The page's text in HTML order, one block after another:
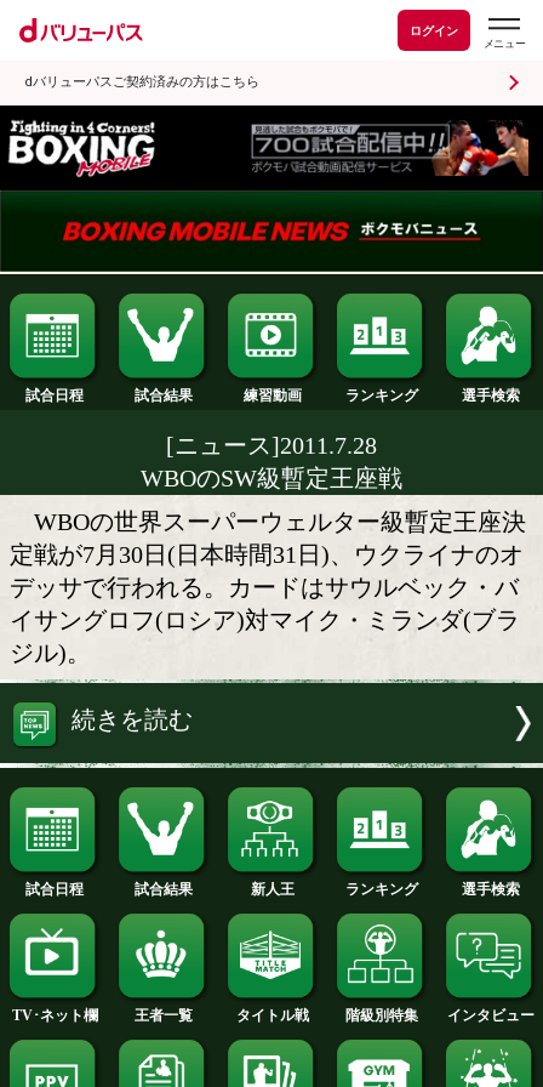
ログイン
dバリューパスご契約済みの方はこちら
試合結果 練習動画
[ニュース]2011.7.28
WBOのSW級暫定王座戦
WBOの世界スーパーウェルター級暫
定戦が7月30日(日本時間31日)、ウクラ
デッサで行われる。カードはサウルベ
イサングロフ(ロシア)対マイク・ミラン
ジル)。
続きを読む
試合日程 試合結果 新人王 ランキング